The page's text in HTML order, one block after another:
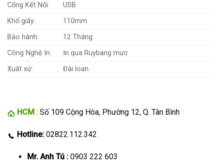
Cổng Kết Nối:
USB
Khổ giấy:
110mm
Bảo hành:
12 Tháng
Công Nghệ In:
In qua Ruybang mực
Xuất xứ:
Đài loan
HCM : Số 109 Cộng Hòa, Phường 12, Q. Tân Bình
Hotline: 02822.112.342
Mr. Anh Tú :0903 222 603